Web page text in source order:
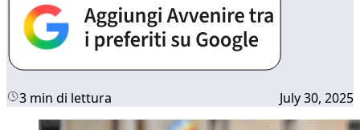
3 min di lettura July 30, 2025